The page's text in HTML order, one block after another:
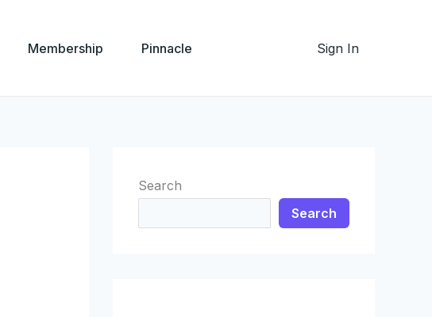
Membership Pinnacle Sign In
Search
Search